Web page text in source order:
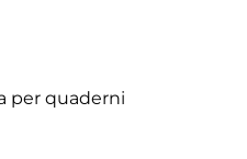
per quaderni